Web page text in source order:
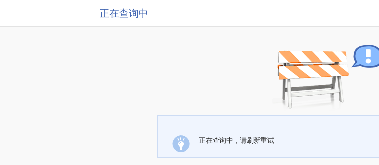
正在查询中
正在查询中，请刷新重试